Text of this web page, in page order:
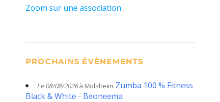
Zoom sur une association
PROCHAINS ÉVÈNEMENTS
Le 08/08/2026à Molsheim Zumba 100 % Fitness
Black & White - Beoneema